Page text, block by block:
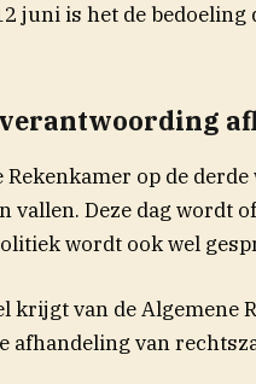
juni is het de
Rekenkamer op de
vallen. Deze dag wordt
wordt ook wel
krijgt van de Algemene
afhandeling van